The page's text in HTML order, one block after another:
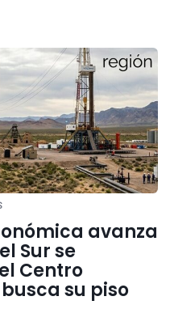
avanza
Sur se
Centro
su piso